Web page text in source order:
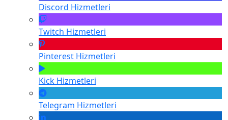
Discord Hizmetleri
Twitch Hizmetleri
Pinterest Hizmetleri
Kick Hizmetleri
Telegram Hizmetleri